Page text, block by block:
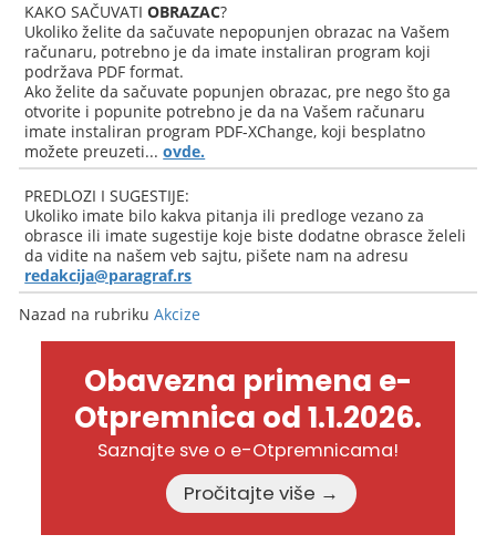
KAKO SAČUVATIOBRAZAC?
Ukoliko želite da sačuvate nepopunjen obrazac na Vašem
računaru, potrebno je da imate instaliran program koji
podržava PDF format.
Ako želite da sačuvate popunjen obrazac, pre nego što ga
otvorite i popunite potrebno je da na Vašem računaru
imate instaliran program PDF-XChange, koji besplatno
možete preuzeti...ovde.
PREDLOZI I SUGESTIJE:
Ukoliko imate bilo kakva pitanja ili predloge vezano za
obrasce ili imate sugestije koje biste dodatne obrasce želeli
da vidite na našem veb sajtu, pišete nam na adresu
redakcija@paragraf.rs
Nazad na rubrikuAkcize
Obavezna primena e-
Otpremnica od 1.1.2026.
Saznajte sve o e-Otpremnicama!
Pročitajte više →